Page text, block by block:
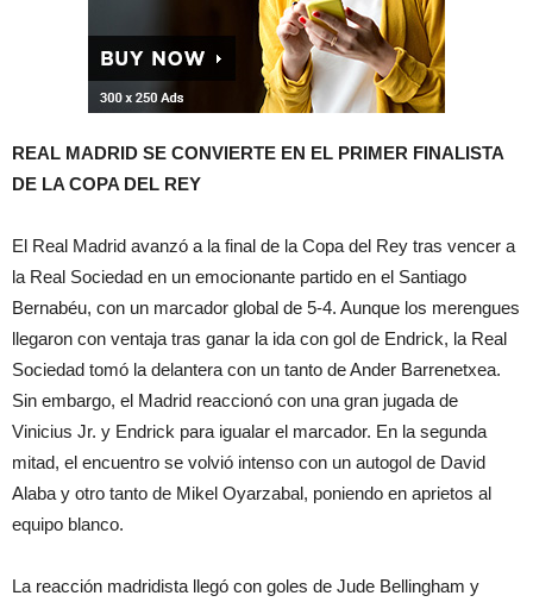
REAL MADRID SE CONVIERTE EN EL PRIMER FINALISTA
DE LA COPA DEL REY
El Real Madrid avanzó a la final de la Copa del Rey tras vencer a
la Real Sociedad en un emocionante partido en el Santiago
Bernabéu, con un marcador global de 5-4. Aunque los merengues
llegaron con ventaja tras ganar la ida con gol de Endrick, la Real
Sociedad tomó la delantera con un tanto de Ander Barrenetxea.
Sin embargo, el Madrid reaccionó con una gran jugada de
Vinicius Jr. y Endrick para igualar el marcador. En la segunda
mitad, el encuentro se volvió intenso con un autogol de David
Alaba y otro tanto de Mikel Oyarzabal, poniendo en aprietos al
equipo blanco.
La reacción madridista llegó con goles de Jude Bellingham y